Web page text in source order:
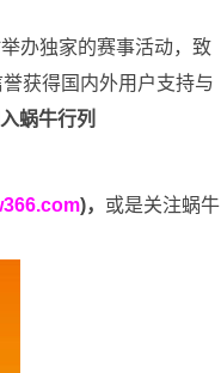
办独家的赛事活动，致
获得国内外用户支持与
蜗牛行列
)， 或是关注蜗牛